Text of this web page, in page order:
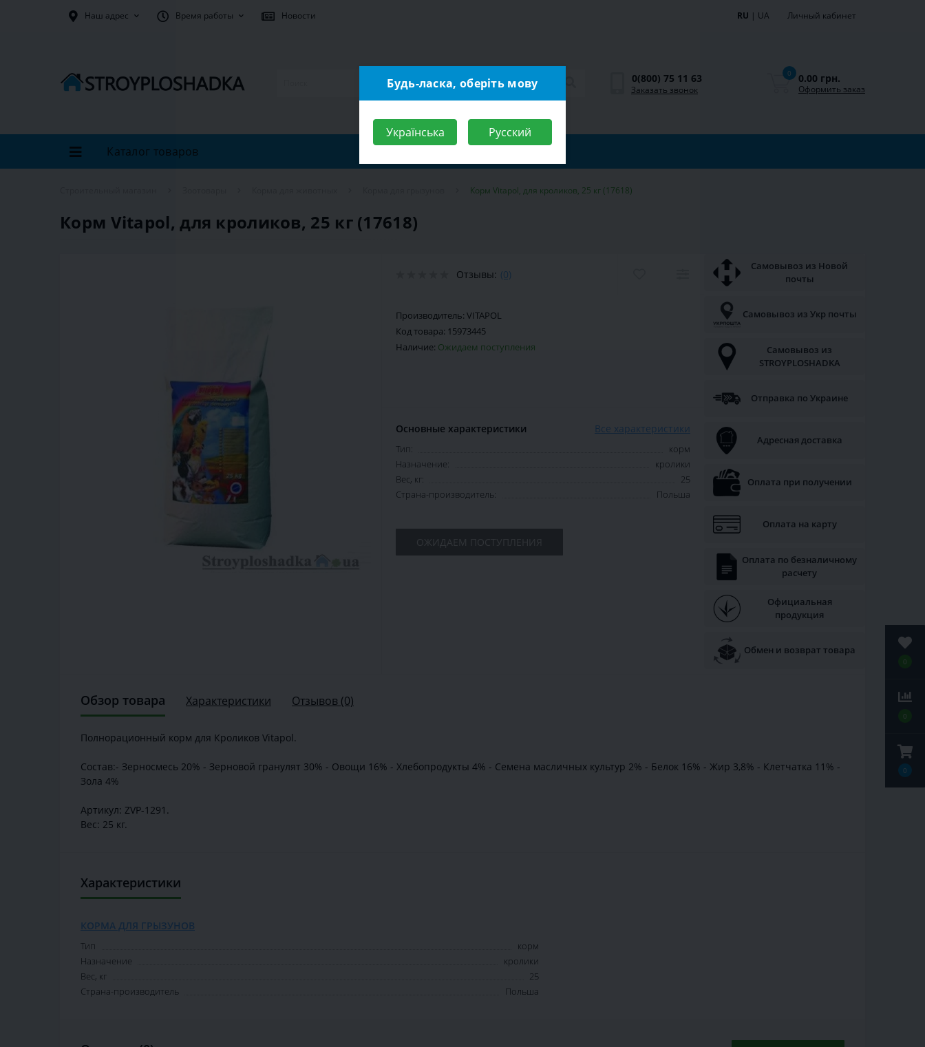
0
0
0
Наш адрес Время работы Новости RU | UA Личный кабинет
0(800) 75 11 63
Заказать звонок
0 0.00 грн.
Оформить заказ
Каталог товаров
Корм Vitapol, для кроликов, 25 кг (17618)
Корм Vitapol, для кроликов, 25 кг (17618)
Отзывы: (0)
Производитель: VITAPOL
Код товара: 15973445
Наличие: Ожидаем поступления
Основные характеристики Все характеристики
Тип:
корм
Назначение:
кролики
Вес, кг:
25
Страна-производитель:
Польша
ОЖИДАЕМ ПОСТУПЛЕНИЯ
Самовывоз из Новой
почты
Самовывоз из Укр почты
Самовывоз из
STROYPLOSHADKA
Отправка по Украине
Адресная доставка
Оплата при получении
Оплата на карту
Оплата по безналичному
расчету
Официальная
продукция
Обмен и возврат товара
Обзор товара Характеристики Отзывов (0)
Полнорационный корм для Кроликов Vitapol.
Состав:- Зерносмесь 20% - Зерновой гранулят 30% - Овощи 16% - Хлебопродукты 4% - Семена масличных культур 2% - Белок 16% - Жир 3,8% - Клетчатка 11% -
Зола 4%
Артикул: ZVP-1291.
Вес: 25 кг.
Характеристики
КОРМА ДЛЯ ГРЫЗУНОВ
Тип
корм
Назначение
кролики
Вес, кг
25
Страна-производитель
Польша
Будь-ласка, оберіть мову
Українська Русский